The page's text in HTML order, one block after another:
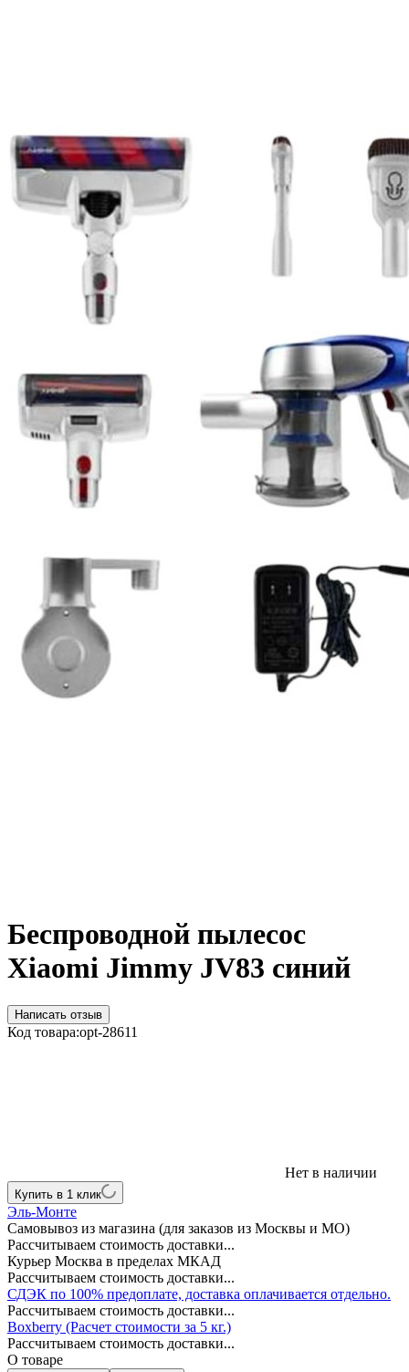
Беспроводной пылесос
Xiaomi Jimmy JV83 синий
Написать отзыв
Код товара:opt-28611
Нет в наличии
Купить в 1 клик
Эль-Монте
Самовывоз из магазина (для заказов из Москвы и МО)
Рассчитываем стоимость доставки...
Курьер Москва в пределах МКАД
Рассчитываем стоимость доставки...
СДЭК по 100% предоплате, доставка оплачивается отдельно.
Рассчитываем стоимость доставки...
Boxberry (Расчет стоимости за 5 кг.)
Рассчитываем стоимость доставки...
О товаре